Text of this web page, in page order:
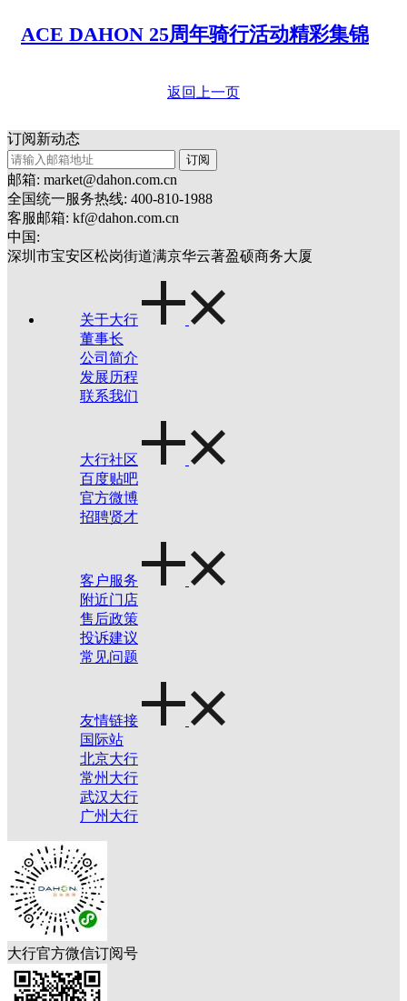
ACE DAHON 25周年骑行活动精彩集锦
返回上一页
订阅新动态
订阅
邮箱: market@dahon.com.cn
全国统一服务热线: 400-810-1988
客服邮箱: kf@dahon.com.cn
中国:
深圳市宝安区松岗街道满京华云著盈硕商务大厦
关于大行
董事长
公司简介
发展历程
联系我们
大行社区
百度贴吧
官方微博
招聘贤才
客户服务
附近门店
售后政策
投诉建议
常见问题
友情链接
国际站
北京大行
常州大行
武汉大行
广州大行
大行官方微信订阅号